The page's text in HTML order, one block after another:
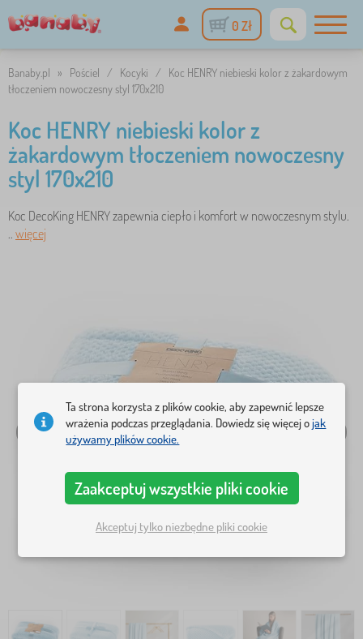
0 Zł
Banaby.pl » Pościel / Kocyki /
Koc HENRY niebieski kolor z żakardowym
tłoczeniem nowoczesny styl 170x210
Koc HENRY niebieski kolor z
żakardowym tłoczeniem nowoczesny
styl 170x210
Koc DecoKing HENRY zapewnia ciepło i komfort w nowoczesnym stylu.
.. więcej
Ta strona korzysta z plików cookie, aby zapewnić lepsze
wrażenia podczas przeglądania. Dowiedz się więcej ojak
używamy plików cookie.
Zaakceptuj wszystkie pliki cookie
Akceptuj tylko niezbędne pliki cookie